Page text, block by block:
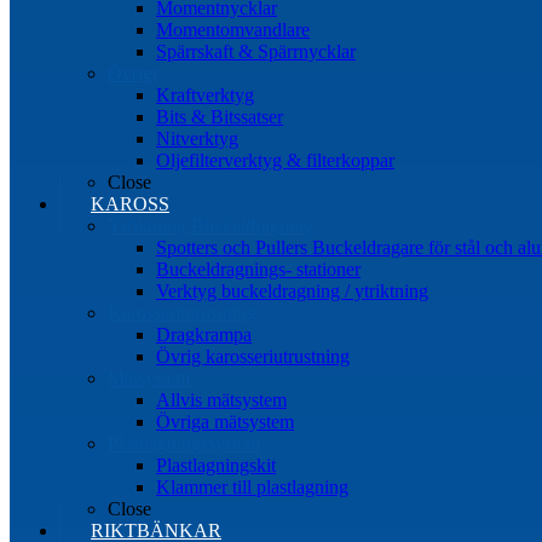
Momentnycklar
Momentomvandlare
Spärrskaft & Spärrnycklar
Kraftverktyg
Bits & Bitssatser
Nitverktyg
Oljefilterverktyg & filterkoppar
Close
KAROSS
Spotters och Pullers Buckeldragare för stål och
Buckeldragnings- stationer
Verktyg buckeldragning / ytriktning
Dragkrampa
Övrig karosseriutrustning
Allvis mätsystem
Övriga mätsystem
Plastlagningskit
Klammer till plastlagning
Close
RIKTBÄNKAR